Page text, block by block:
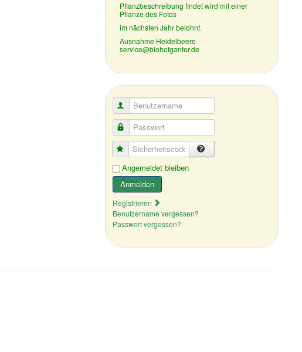
Pflanzbeschreibung findet wird mit einer
Pflanze des Fotos
im nächsten Jahr belohnt.
Ausnahme Heidelbeere
service@biohofganter.de
Benutzername
Passwort
Sicherheitscode
Angemeldet bleiben
Anmelden
Registrieren
Benutzername vergessen?
Passwort vergessen?